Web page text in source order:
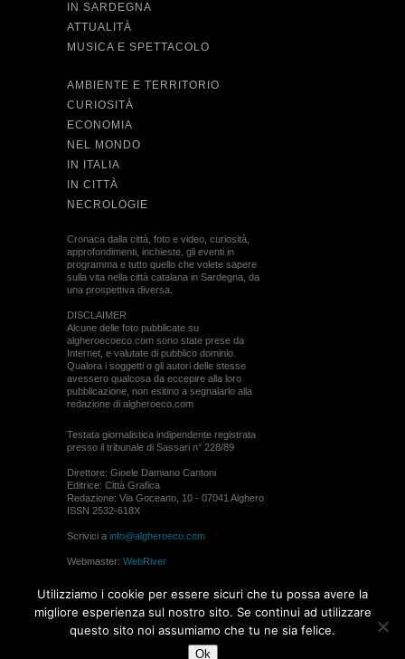
IN SARDEGNA
ATTUALITÀ
MUSICA E SPETTACOLO
AMBIENTE E TERRITORIO
CURIOSITÀ
ECONOMIA
NEL MONDO
IN ITALIA
IN CITTÀ
NECROLOGIE
Cronaca dalla città, foto e video, curiosità,
approfondimenti, inchieste, gli eventi in
programma e tutto quello che volete sapere
sulla vita nella città catalana in Sardegna, da
una prospettiva diversa.
DISCLAIMER
Alcune delle foto pubblicate su
algheroecoeco.com sono state prese da
Internet, e valutate di pubblico dominio.
Qualora i soggetti o gli autori delle stesse
avessero qualcosa da eccepire alla loro
pubblicazione, non esitino a segnalarlo alla
redazione di algheroeco.com
Testata giornalistica indipendente registrata
presso il tribunale di Sassari n° 228/89
Direttore: Gioele Damiano Cantoni
Editrice: Città Grafica
Redazione: Via Goceano, 10 - 07041 Alghero
ISSN 2532-618X
Scrivici a info@algheroeco.com
Webmaster: WebRiver
permesso di algheroeco.com
Utilizziamo i cookie per essere sicuri che tu possa avere la
migliore esperienza sul nostro sito. Se continui ad utilizzare
questo sito noi assumiamo che tu ne sia felice.
Ok